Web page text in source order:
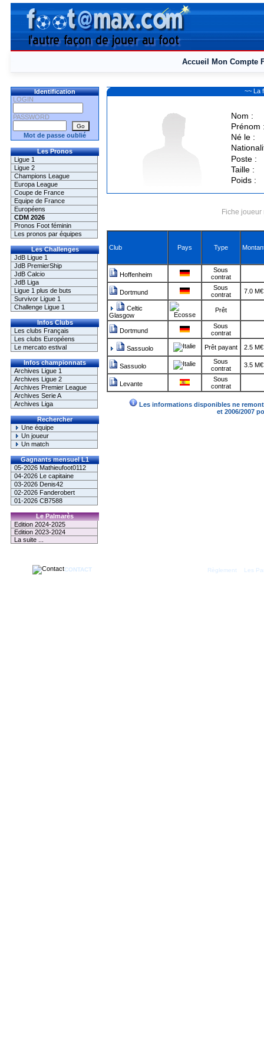
Accueil Mon Compte
Identification
LOGIN
PASSWORD
Mot de passe oublié
Les Pronos
Ligue 1
Ligue 2
Champions League
Europa League
Coupe de France
Equipe de France
Européens
CDM 2026
Pronos Foot féminin
Les pronos par équipes
Les Challenges
JdB Ligue 1
JdB PremierShip
JdB Calcio
JdB Liga
Ligue 1 plus de buts
Survivor Ligue 1
Challenge Ligue 1
Infos Clubs
Les clubs Français
Les clubs Européens
Le mercato estival
Infos championnats
Archives Ligue 1
Archives Ligue 2
Archives Premier League
Archives Serie A
Archives Liga
Rechercher
Une équipe
Un joueur
Un match
Gagnants mensuel L1
05-2026 Mathieufoot0112
04-2026 Le capitaine
03-2026 Denis42
02-2026 Fanderobert
01-2026 CB7588
Le Palmarès
Edition 2024-2025
Edition 2023-2024
La suite ...
~~ La
Nom :
Prénom
Né le :
Poste :
Taille :
Poids :
Fiche
Club Pays Type
Hoffenheim
Sous
contrat
Dortmund
Sous
contrat
7.0 M€
Celtic
Glasgow
Prêt
Dortmund
Sous
contrat
Sassuolo Prêt payant 2.5 M€
Sassuolo
Sous
contrat
3.5 M€
Levante
Sous
contrat
Les informations disponibles ne
et 2006/2007
CONTACT Règlement Les